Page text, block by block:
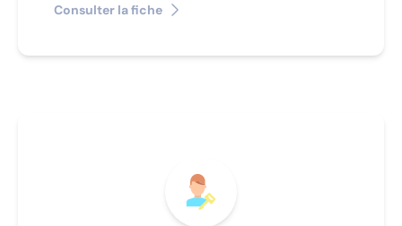
Consulter la fiche